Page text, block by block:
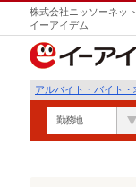
株式会社ニッソーネッ
イーアイデム
アルバイト・バイト
勤務地